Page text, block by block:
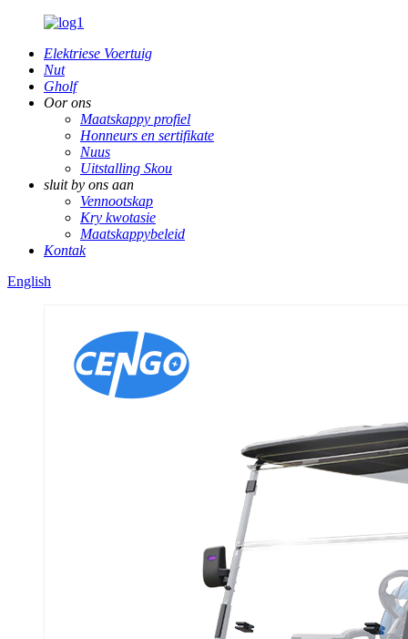
Elektriese Voertuig
Nut
Gholf
Oor ons
Maatskappy profiel
Honneurs en sertifikate
Nuus
Uitstalling Skou
sluit by ons aan
Vennootskap
Kry kwotasie
Maatskappybeleid
Kontak
English